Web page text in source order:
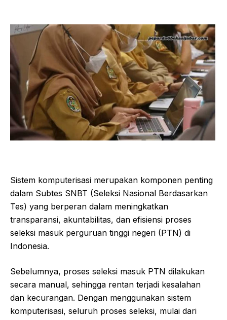
Sistem komputerisasi merupakan komponen penting
dalam Subtes SNBT (Seleksi Nasional Berdasarkan
Tes) yang berperan dalam meningkatkan
transparansi, akuntabilitas, dan efisiensi proses
seleksi masuk perguruan tinggi negeri (PTN) di
Indonesia.
Sebelumnya, proses seleksi masuk PTN dilakukan
secara manual, sehingga rentan terjadi kesalahan
dan kecurangan. Dengan menggunakan sistem
komputerisasi, seluruh proses seleksi, mulai dari